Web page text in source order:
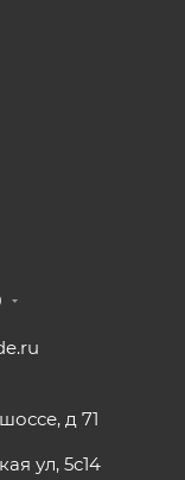
д 71
ул, 5с14